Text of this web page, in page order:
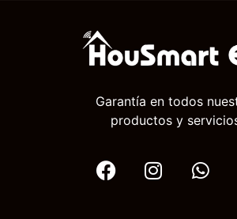
Garantía en todos
productos y